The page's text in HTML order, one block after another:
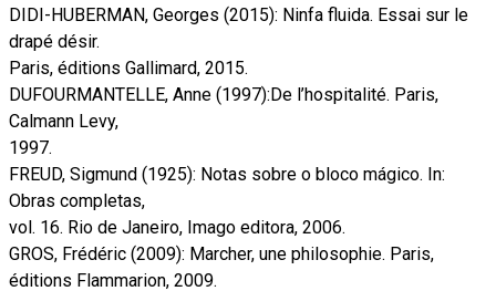
DIDI-HUBERMAN, Georges (2015): Ninfa fluida. Essai sur le
drapé désir.
Paris, éditions Gallimard, 2015.
DUFOURMANTELLE, Anne (1997):De l’hospitalité. Paris,
Calmann Levy,
1997.
FREUD, Sigmund (1925): Notas sobre o bloco mágico. In:
Obras completas,
vol. 16. Rio de Janeiro, Imago editora, 2006.
GROS, Frédéric (2009): Marcher, une philosophie. Paris,
éditions Flammarion, 2009.